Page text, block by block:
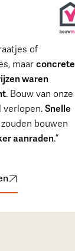
of
maarconcrete
waren
. Bouw van onze
verlopen.Snelle
bouwen
aanraden.